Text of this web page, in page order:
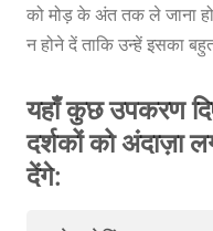
को मोड़ के अंत तक ले जाना
न होने दें ताकि उन्हें इसका
यहाँ कुछ उपकरण
दर्शकों को अंदाज़ा
देंगे: